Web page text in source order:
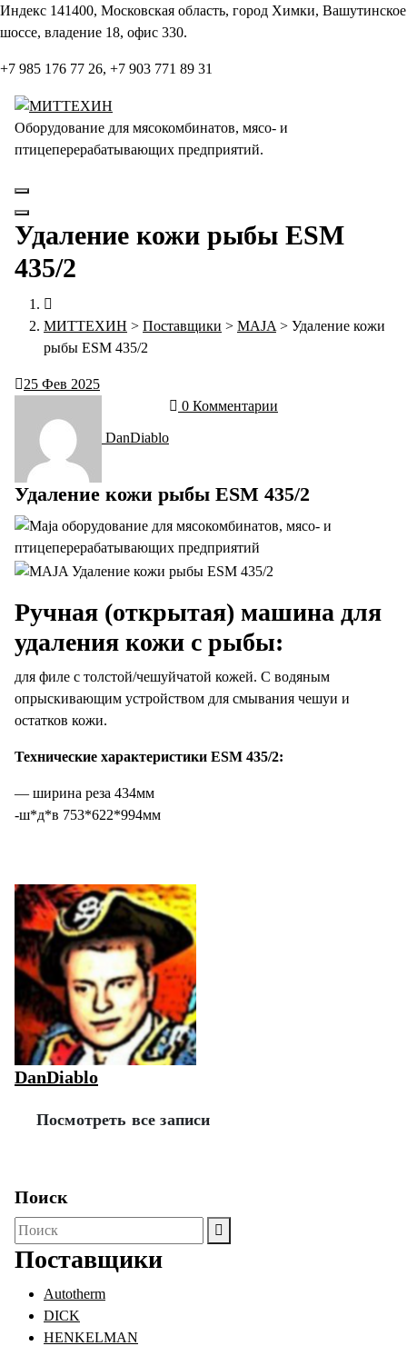
Перейти
к
Индекс 141400, Московская область, город Химки, Вашутинское
шоссе, владение 18, офис 330.
+7 985 176 77 26, +7 903 771 89 31
Оборудование для мясокомбинатов, мясо- и
птицеперерабатывающих предприятий.
Удаление кожи рыбы ESM
435/2
МИТТЕХИН > Поставщики > MAJA > Удаление кожи
рыбы ESM 435/2
25 Фев 2025
DanDiablo
0 Комментарии
Удаление кожи рыбы ESM 435/2
Ручная (открытая) машина для
удаления кожи с рыбы:
для филе с толстой/чешуйчатой кожей. С водяным
опрыскивающим устройством для смывания чешуи и
остатков кожи.
Технические характеристики ESM 435/2:
— ширина реза 434мм
-ш*д*в 753*622*994мм
DanDiablo
Посмотреть все записи
Поиск
Поиск
для:
Поставщики
Autotherm
DICK
HENKELMAN